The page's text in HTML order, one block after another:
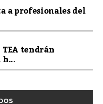
a profesionales del
tendrán